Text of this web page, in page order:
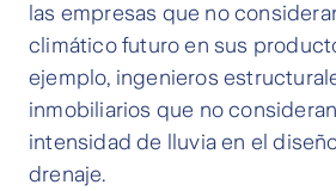
las empresas que no
climático futuro en sus
ejemplo, ingenieros
inmobiliarios que no
intensidad de lluvia en el
drenaje.